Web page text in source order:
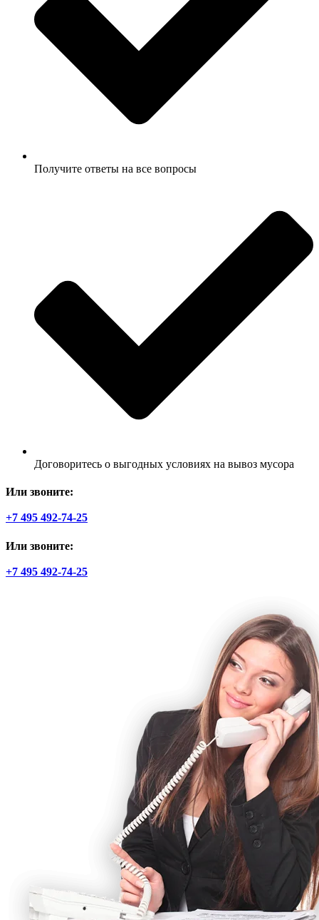
Получите ответы на все вопросы
Договоритесь о выгодных условиях на вывоз мусора
Или звоните:
+7 495 492-74-25
Или звоните:
+7 495 492-74-25